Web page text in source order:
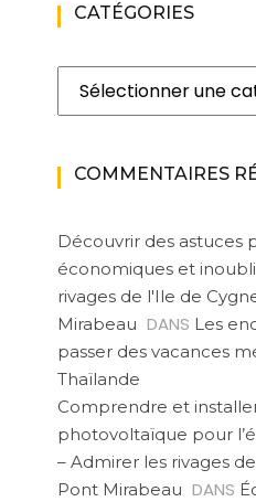
CATÉGORIES
Catégories
COMMENTAIRES
Découvrir des astuces
économiques et
rivages de l'Ile de
Mirabeau DANS Les
passer des vacances
Thaïlande
Comprendre et
photovoltaïque pour
– Admirer les rivages
Pont Mirabeau DANS